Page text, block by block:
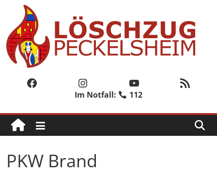
springen
Löschzug
Peckelsheim
Löschzug
der
Feuerwehr
der
Facebook Instagram YouTube RSS-Feed
Im Notfall: 112
PKW Brand